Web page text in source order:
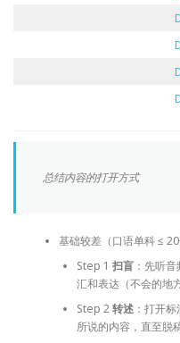
总结内容的打开方式
基础较差（口语单科 ≤ 20
Step 1 扫盲：先听音
汇和表达（不会的地
Step 2转述：打开标
所说的内容，直至脱